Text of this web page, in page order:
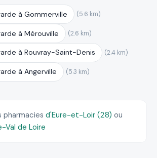
à Gommerville (5.6 km)
à Mérouville (2.6 km)
à Rouvray-Saint-Denis (2.4 km)
à Angerville (5.3 km)
pharmacies d'Eure-et-Loir (28) ou
Val de Loire